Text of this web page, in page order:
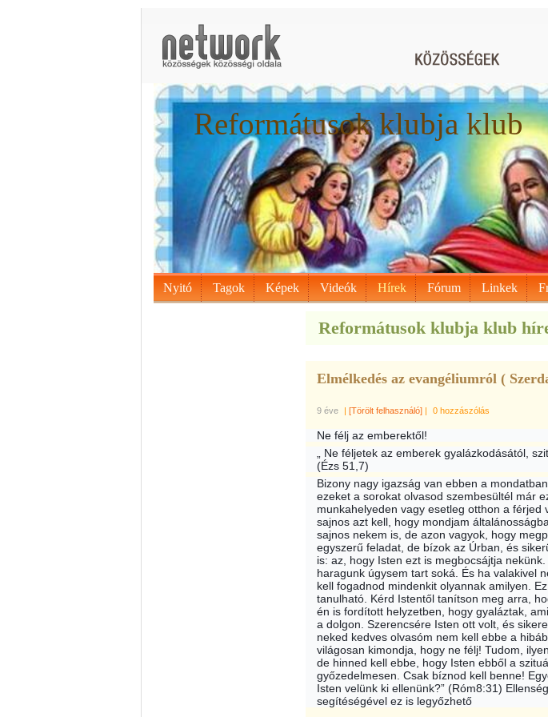
Reformátusok klubja klub
Nyitó Tagok Képek Videók Hírek Fórum Linkek
Reformátusok klubja klub
Elmélkedés az evangéliumról (
9 éve | [Törölt felhasználó] | 0 hozzászólás
Ne félj az emberektől!
„ Ne féljetek az emberek gyalázkodásától,
(Ézs 51,7)
Bizony nagy igazság van ebben a
ezeket a sorokat olvasod szembesültél már
munkahelyeden vagy esetleg otthon a férjed
sajnos azt kell, hogy mondjam
sajnos nekem is, de azon vagyok, hogy
egyszerű feladat, de bízok az Úrban, és
is: az, hogy Isten ezt is megbocsájtja
haragunk úgysem tart soká. És ha valakivel
kell fogadnod mindenkit olyannak amilyen.
tanulható. Kérd Istentől tanítson meg arra,
én is fordított helyzetben, hogy gyaláztak,
a dolgon. Szerencsére Isten ott volt, és
neked kedves olvasóm nem kell ebbe a
világosan kimondja, hogy ne félj! Tudom,
de hinned kell ebbe, hogy Isten ebből a
győzedelmesen. Csak bíznod kell benne!
Isten velünk ki ellenünk?” (Róm8:31)
segítéségével ez is legyőzhető